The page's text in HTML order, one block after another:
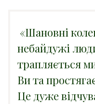
«Шановні
небайдужі
трапляється
Ви та
Це дуже